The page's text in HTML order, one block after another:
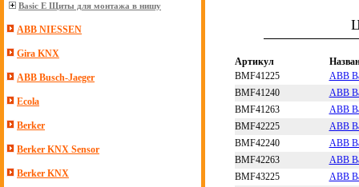
Basic E Щиты для монтажа в нишу
ABB NIESSEN
Gira KNX
ABB Busch-Jaeger
Ecola
Berker
Berker KNX Sensor
Berker KNX
Артикул
BMF41225
ABB
BMF41240
ABB
BMF41263
ABB
BMF42225
ABB
BMF42240
ABB
BMF42263
ABB
BMF43225
ABB